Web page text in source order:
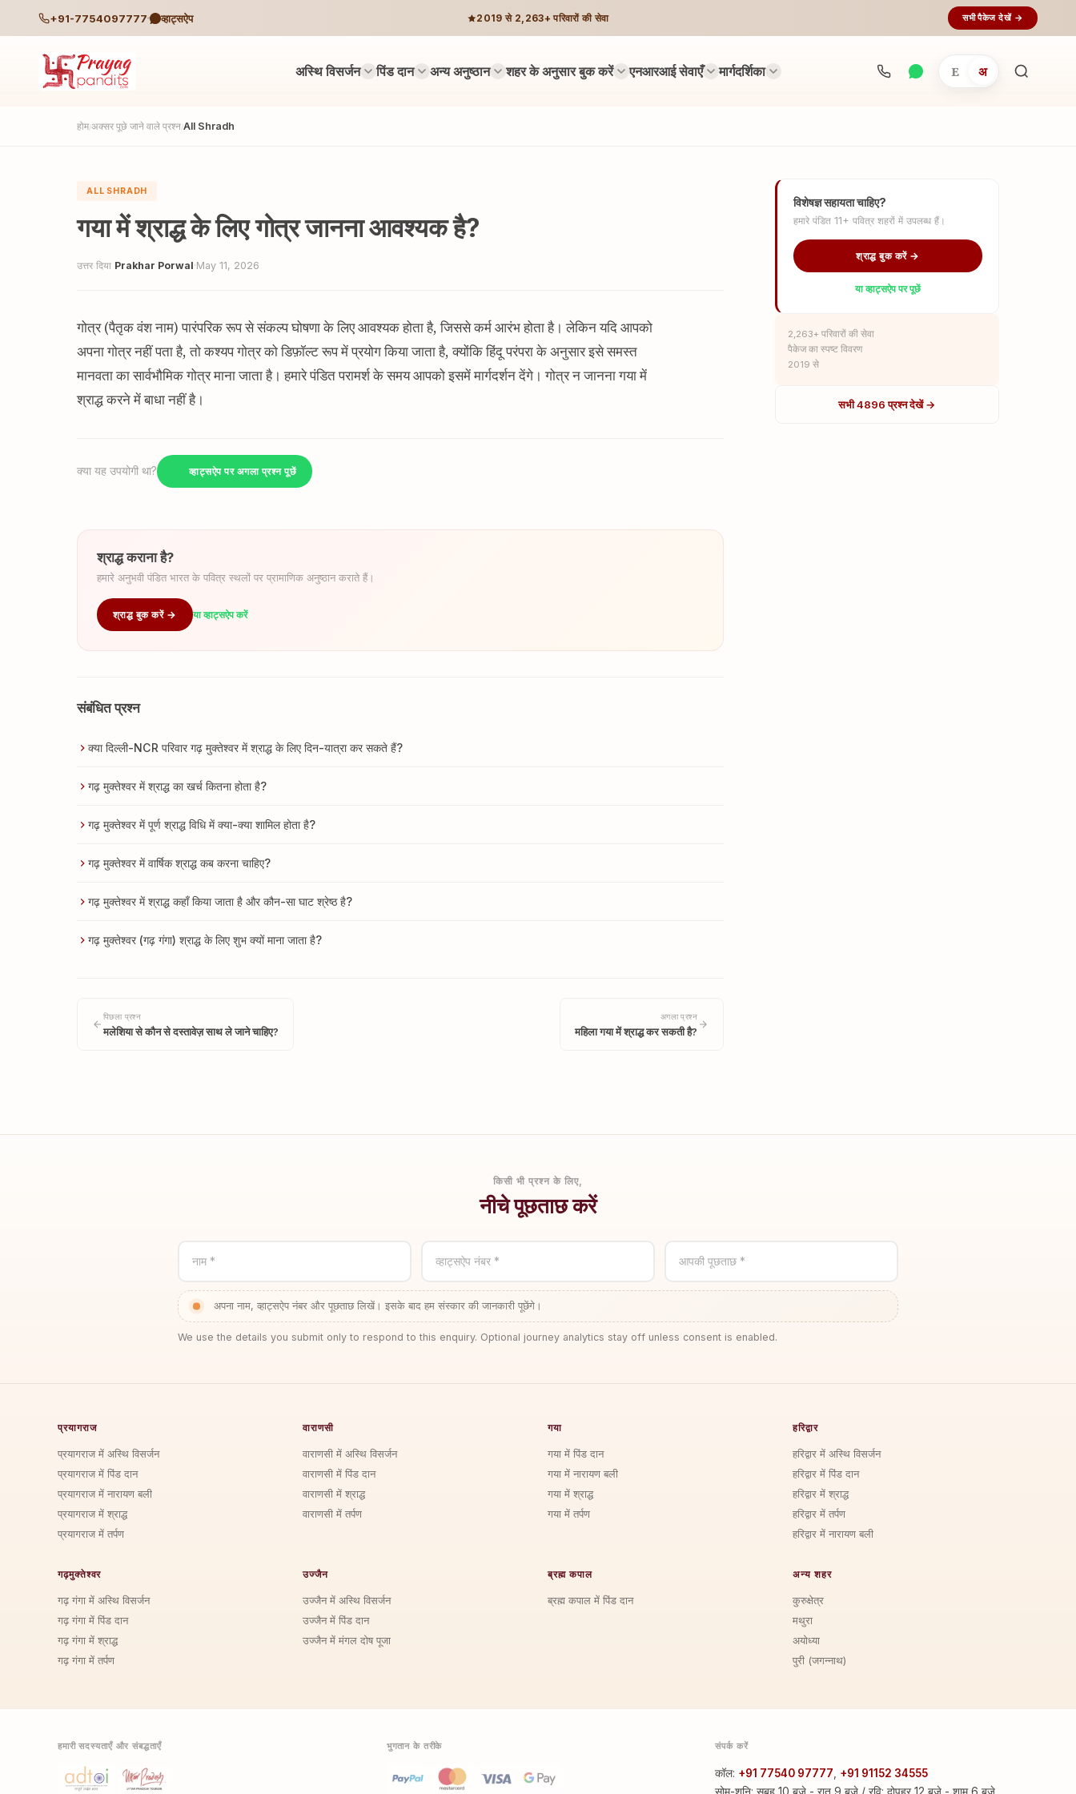
+91-7754097777 व्हाट्सऐप 2019 से 2,263+ परिवारों की सेवा सभी पैकेज देखें →
अस्थि विसर्जन पिंड दान अन्य अनुष्ठान शहर के अनुसार बुक करें एनआरआई सेवाएँ मार्गदर्शिका E अ
अनुष्ठान
होम/अक्सर पूछे जाने वाले प्रश्न/All Shradh
ALL SHRADH
गया में श्राद्ध के लिए गोत्र जानना आवश्यक है?
उत्तर दिया Prakhar Porwal·May 11, 2026
गोत्र (पैतृक वंश नाम) पारंपरिक रूप से संकल्प घोषणा के लिए आवश्यक होता है, जिससे कर्म आरंभ होता है। लेकिन यदि आपको
अपना गोत्र नहीं पता है, तो कश्यप गोत्र को डिफ़ॉल्ट रूप में प्रयोग किया जाता है, क्योंकि हिंदू परंपरा के अनुसार इसे समस्त
मानवता का सार्वभौमिक गोत्र माना जाता है। हमारे पंडित परामर्श के समय आपको इसमें मार्गदर्शन देंगे। गोत्र न जानना गया में
श्राद्ध करने में बाधा नहीं है।
क्या यह उपयोगी था? व्हाट्सऐप पर अगला प्रश्न पूछें
श्राद्ध कराना है?
हमारे अनुभवी पंडित भारत के पवित्र स्थलों पर प्रामाणिक अनुष्ठान कराते हैं।
श्राद्ध बुक करें → या व्हाट्सऐप करें
संबंधित प्रश्न
क्या दिल्ली-NCR परिवार गढ़ मुक्तेश्वर में श्राद्ध के लिए दिन-यात्रा कर सकते हैं?
गढ़ मुक्तेश्वर में श्राद्ध का खर्च कितना होता है?
गढ़ मुक्तेश्वर में पूर्ण श्राद्ध विधि में क्या-क्या शामिल होता है?
गढ़ मुक्तेश्वर में वार्षिक श्राद्ध कब करना चाहिए?
गढ़ मुक्तेश्वर में श्राद्ध कहाँ किया जाता है और कौन-सा घाट श्रेष्ठ है?
गढ़ मुक्तेश्वर (गढ़ गंगा) श्राद्ध के लिए शुभ क्यों माना जाता है?
पिछला प्रश्न
मलेशिया से कौन से दस्तावेज़ साथ ले जाने चाहिए?
अगला प्रश्न
महिला गया में श्राद्ध कर सकती है?
विशेषज्ञ सहायता चाहिए?
हमारे पंडित 11+ पवित्र शहरों में उपलब्ध हैं।
श्राद्ध बुक करें →
या व्हाट्सऐप पर पूछें
2,263+ परिवारों की सेवा
पैकेज का स्पष्ट विवरण
2019 से
सभी 4896 प्रश्न देखें →
किसी भी प्रश्न के लिए,
नीचे पूछताछ करें
नाम * व्हाट्सऐप नंबर * आपकी पूछताछ *
अपना नाम, व्हाट्सऐप नंबर और पूछताछ लिखें। इसके बाद हम संस्कार की जानकारी पूछेंगे।
We use the details you submit only to respond to this enquiry. Optional journey analytics stay off unless consent is enabled.
प्रयागराज
प्रयागराज में अस्थि विसर्जन
प्रयागराज में पिंड दान
प्रयागराज में नारायण बली
प्रयागराज में श्राद्ध
प्रयागराज में तर्पण
वाराणसी
वाराणसी में अस्थि विसर्जन
वाराणसी में पिंड दान
वाराणसी में श्राद्ध
वाराणसी में तर्पण
गया
गया में पिंड दान
गया में नारायण बली
गया में श्राद्ध
गया में तर्पण
हरिद्वार
हरिद्वार में अस्थि विसर्जन
हरिद्वार में पिंड दान
हरिद्वार में श्राद्ध
हरिद्वार में तर्पण
हरिद्वार में नारायण बली
गढ़मुक्तेश्वर
गढ़ गंगा में अस्थि विसर्जन
गढ़ गंगा में पिंड दान
गढ़ गंगा में श्राद्ध
गढ़ गंगा में तर्पण
उज्जैन
उज्जैन में अस्थि विसर्जन
उज्जैन में पिंड दान
उज्जैन में मंगल दोष पूजा
ब्रह्म कपाल
ब्रह्म कपाल में पिंड दान
अन्य शहर
कुरुक्षेत्र
मथुरा
अयोध्या
पुरी (जगन्नाथ)
हमारी सदस्यताएँ और संबद्धताएँ भुगतान के तरीके संपर्क करें
कॉल: +91 77540 97777
+91 91152 34555